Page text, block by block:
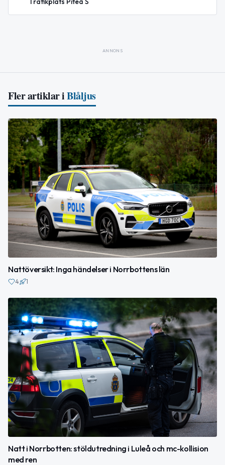
ANNONS
Fler artiklar iBlåljus
Nattöversikt: Inga händelser i Norrbottens län
4 1
Natt i Norrbotten: stöldutredning i Luleå och mc-kollision
med ren